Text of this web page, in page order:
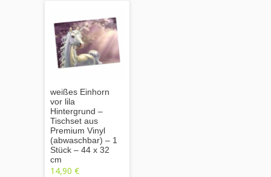
weißes Einhorn
vor lila
Hintergrund –
Tischset aus
Premium Vinyl
(abwaschbar) – 1
Stück – 44 x 32
cm
14,90 €